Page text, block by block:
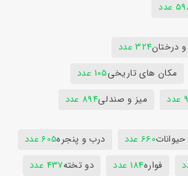
عدد
درختان324 عدد
مکان های تاریخی105 عدد
میز و صندلی894 عدد
660 عدد درب و پنجره605 عدد
فواره184 عدد دو تخته437 عدد